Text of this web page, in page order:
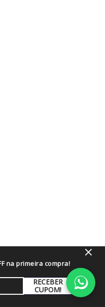
na primeira compra!
RECEBER
CUPOM!